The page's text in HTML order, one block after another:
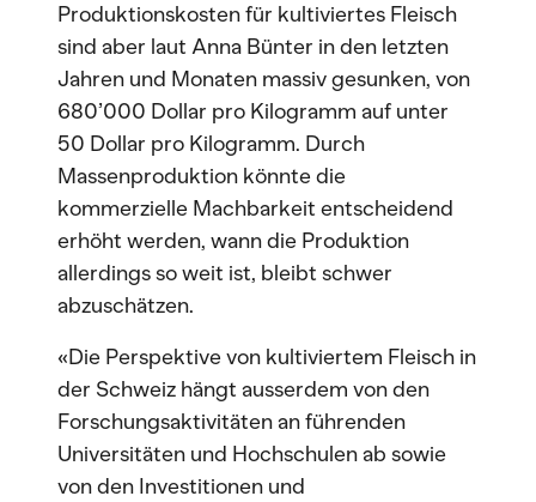
Produktionskosten für kultiviertes Fleisch
sind aber laut Anna Bünter in den letzten
Jahren und Monaten massiv gesunken, von
680’000 Dollar pro Kilogramm auf unter
50 Dollar pro Kilogramm. Durch
Massenproduktion könnte die
kommerzielle Machbarkeit entscheidend
erhöht werden, wann die Produktion
allerdings so weit ist, bleibt schwer
abzuschätzen.
«Die Perspektive von kultiviertem Fleisch in
der Schweiz hängt ausserdem von den
Forschungsaktivitäten an führenden
Universitäten und Hochschulen ab sowie
von den Investitionen und